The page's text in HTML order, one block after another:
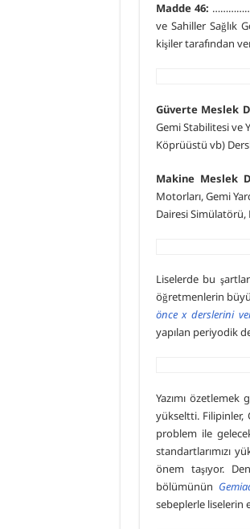
Madde 46:
ve Sahiller Sağlık
kişiler tarafından
Güverte Meslek
Gemi Stabilitesi ve
Köprüüstü vb)
Makine Meslek
Motorları, Gemi
Dairesi Simülatörü,
Liselerde bu
öğretmenlerin
önce x derslerini
yapılan periyodik
Yazımı
yükseltti. Filipinler,
problem ile
standartlarımızı
önem taşıyor.
bölümünün
sebeplerle